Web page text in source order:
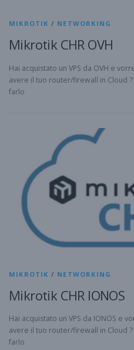
MIKROTIK / NETWORKING
Mikrotik CHR OVH
Hai acquistato un VPS da OVH e
avere il tuo router/firewall in Cloud
farlo
MIKROTIK / NETWORKING
Mikrotik CHR IONOS
Hai acquistato un VPS da IONOS e
avere il tuo router/firewall in Cloud
farlo